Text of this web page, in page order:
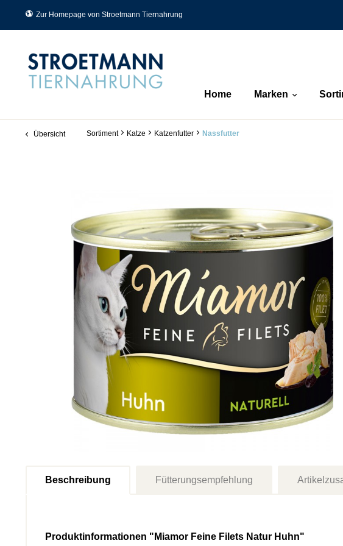
Zur Homepage von Stroetmann Tiernahrung
Home Marken
Übersicht Sortiment Katze Katzenfutter Nassfutter
Beschreibung Fütterungsempfehlung
Produktinformationen "Miamor Feine Filets Natur Huhn"